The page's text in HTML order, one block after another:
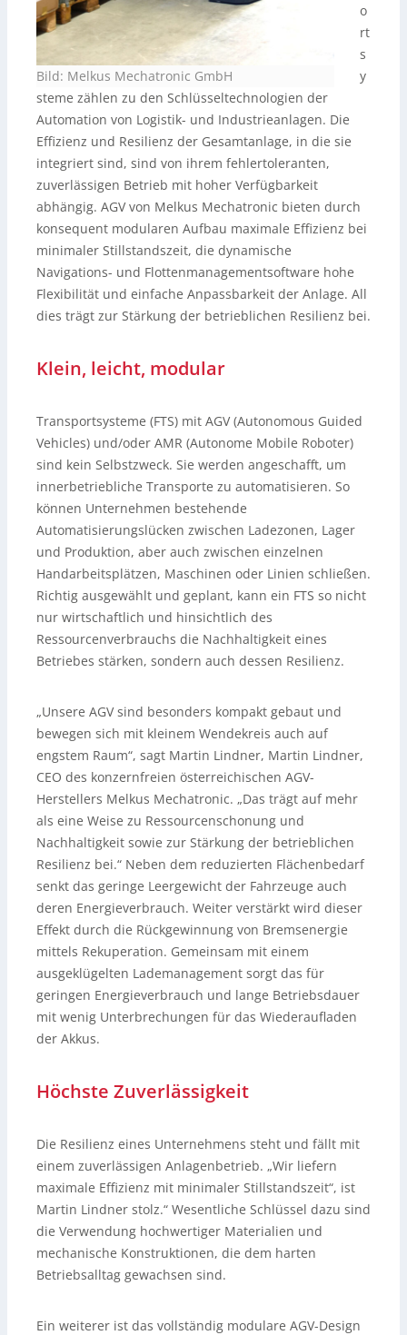
Bild: Melkus Mechatronic GmbH
o
rt
s
y
steme zählen zu den Schlüsseltechnologien der
Automation von Logistik- und Industrieanlagen. Die
Effizienz und Resilienz der Gesamtanlage, in die sie
integriert sind, sind von ihrem fehlertoleranten,
zuverlässigen Betrieb mit hoher Verfügbarkeit
abhängig. AGV von Melkus Mechatronic bieten durch
konsequent modularen Aufbau maximale Effizienz bei
minimaler Stillstandszeit, die dynamische
Navigations- und Flottenmanagementsoftware hohe
Flexibilität und einfache Anpassbarkeit der Anlage. All
dies trägt zur Stärkung der betrieblichen Resilienz bei.
Klein, leicht, modular
Transportsysteme (FTS) mit AGV (Autonomous Guided
Vehicles) und/oder AMR (Autonome Mobile Roboter)
sind kein Selbstzweck. Sie werden angeschafft, um
innerbetriebliche Transporte zu automatisieren. So
können Unternehmen bestehende
Automatisierungslücken zwischen Ladezonen, Lager
und Produktion, aber auch zwischen einzelnen
Handarbeitsplätzen, Maschinen oder Linien schließen.
Richtig ausgewählt und geplant, kann ein FTS so nicht
nur wirtschaftlich und hinsichtlich des
Ressourcenverbrauchs die Nachhaltigkeit eines
Betriebes stärken, sondern auch dessen Resilienz.
„Unsere AGV sind besonders kompakt gebaut und
bewegen sich mit kleinem Wendekreis auch auf
engstem Raum“, sagt Martin Lindner, Martin Lindner,
CEO des konzernfreien österreichischen AGV-
Herstellers Melkus Mechatronic. „Das trägt auf mehr
als eine Weise zu Ressourcenschonung und
Nachhaltigkeit sowie zur Stärkung der betrieblichen
Resilienz bei.“ Neben dem reduzierten Flächenbedarf
senkt das geringe Leergewicht der Fahrzeuge auch
deren Energieverbrauch. Weiter verstärkt wird dieser
Effekt durch die Rückgewinnung von Bremsenergie
mittels Rekuperation. Gemeinsam mit einem
ausgeklügelten Lademanagement sorgt das für
geringen Energieverbrauch und lange Betriebsdauer
mit wenig Unterbrechungen für das Wiederaufladen
der Akkus.
Höchste Zuverlässigkeit
Die Resilienz eines Unternehmens steht und fällt mit
einem zuverlässigen Anlagenbetrieb. „Wir liefern
maximale Effizienz mit minimaler Stillstandszeit“, ist
Martin Lindner stolz.“ Wesentliche Schlüssel dazu sind
die Verwendung hochwertiger Materialien und
mechanische Konstruktionen, die dem harten
Betriebsalltag gewachsen sind.
Ein weiterer ist das vollständig modulare AGV-Design